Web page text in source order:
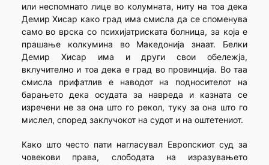
или неспомнато лице во колумната, ниту на тоа дека
Демир Хисар како град има смисла да се споменува
само во врска со психијатриската болница, за која е
прашање колкумина во Македонија знаат. Белки
Демир Хисар има и други свои обележја,
вклучително и тоа дека е град во провинција. Во таа
смисла прифатлив е наводот на подносителот на
барањето дека осудата за навреда и казната се
изречени не за она што го рекол, туку за она што го
мислел, според заклучокот на судот и на оштетениот.
Како што често пати нагласувал Европскиот суд за
човекови права, слободата на изразувањето